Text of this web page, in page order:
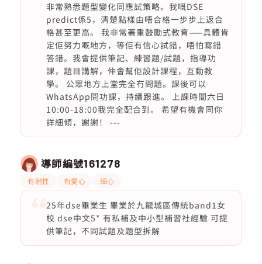
非常熟悉題型變化同應試策略。我嘅DSE
predict係5，清楚點樣由唔合格一步步上返合
格甚至更高。 我非常著重鼓勵式教育——具體肯
定佢努力嘅地方，等佢有信心試錯，唔怕寫錯
答錯。我會提供筆記、練習題/試題，指導功
課，題目講解，仲會幫佢設計課程，互動教
學。 公眾地方上堂完全冇問題。課後可以
WhatsApp問功課，持續跟進。 上課時間六日
10:00-18:00我完全配合到。 希望有機會同你
詳細傾，謝謝！ ---
導師編號161278
有耐性 有愛心 細心
25年dse畢業生 畢業於九龍城區傳統band1女
校 dse中文5* 有私補及中小型補習社經驗 可提
供筆記，不同試題及題型拆解